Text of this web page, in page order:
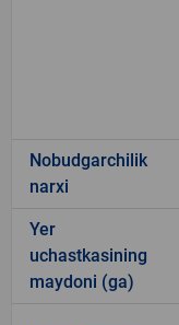
Nobudgarchilik
narxi
Yer
uchastkasining
maydoni (ga)